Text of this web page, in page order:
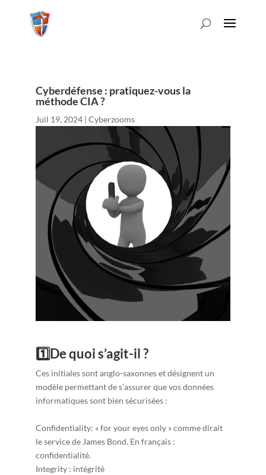
Cyberdéfense : pratiquez-vous la
méthode CIA ?
Juil 19, 2024| Cyberzooms
1️⃣De quoi s’agit-il ?
Ces initiales sont anglo-saxonnes et désignent un
modèle permettant de s’assurer que vos données
informatiques sont bien sécurisées :
Confidentiality: « for your eyes only » comme dirait
le service de James Bond. En français :
confidentialité.
Integrity : intégrité